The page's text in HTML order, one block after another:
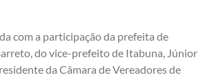
com a participação da prefeita de
do vice-prefeito de Itabuna, Júnior
da Câmara de Vereadores de